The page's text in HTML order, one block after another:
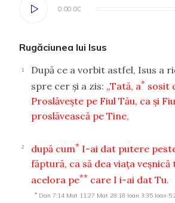
0:00:00
0:00:00
Rugăciunea lui Isus
1
După ce a vorbit astfel, Isus a
spre cer şi a zis: „Tată, a* sosit
Proslăveşte pe Fiul Tău, ca şi
proslăvească pe Tine,
2 după cum* I-ai dat putere
făptură, ca să dea viaţa
acelora pe** care I i-ai dat Tu.
* Dan 7:14 Mat 11:27 Mat 28:18 Ioan 3:35 Ioan